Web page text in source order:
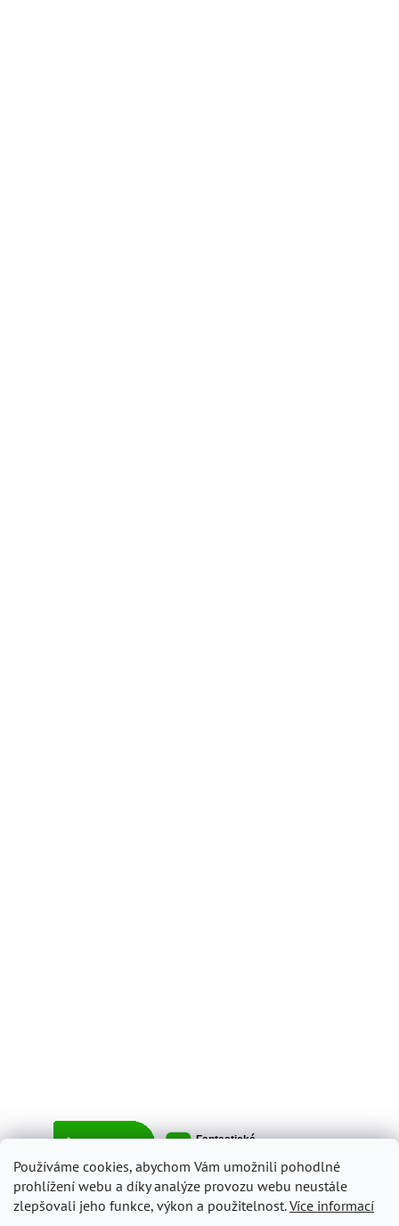
Používáme cookies, abychom Vám umožnili pohodlné
prohlížení webu a díky analýze provozu webu neustále
zlepšovali jeho funkce, výkon a použitelnost.Více informací